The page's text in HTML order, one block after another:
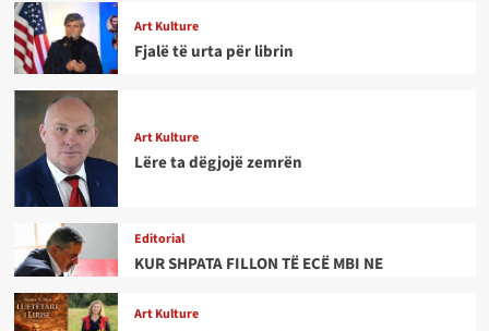
Art Kulture
Fjalë të urta për librin
Art Kulture
Lëre ta dëgjojë zemrën
Editorial
KUR SHPATA FILLON TË ECË MBI NE
Art Kulture